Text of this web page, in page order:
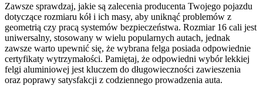
Zawsze sprawdzaj, jakie są zalecenia producenta Twojego pojazdu
dotyczące rozmiaru kół i ich masy, aby uniknąć problemów z
geometrią czy pracą systemów bezpieczeństwa. Rozmiar 16 cali jest
uniwersalny, stosowany w wielu popularnych autach, jednak
zawsze warto upewnić się, że wybrana felga posiada odpowiednie
certyfikaty wytrzymałości. Pamiętaj, że odpowiedni wybór lekkiej
felgi aluminiowej jest kluczem do długowieczności zawieszenia
oraz poprawy satysfakcji z codziennego prowadzenia auta.